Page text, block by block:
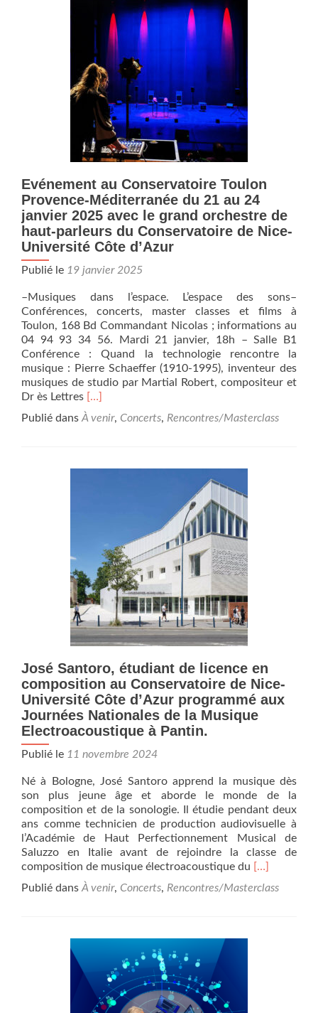
11
mars
à
18h30, conférence
de
Pierre
Couprie
Evénement au Conservatoire Toulon
Provence-Méditerranée du 21 au 24
janvier 2025 avec le grand orchestre de
haut-parleurs du Conservatoire de Nice-
Université Côte d’Azur
Publié le 19 janvier 2025
–Musiques dans l’espace. L’espace des sons–
Conférences, concerts, master classes et films à
Toulon, 168 Bd Commandant Nicolas ; informations au
04 94 93 34 56. Mardi 21 janvier, 18h – Salle B1
Conférence : Quand la technologie rencontre la
musique : Pierre Schaeffer (1910-1995), inventeur des
musiques de studio par Martial Robert, compositeur et
Dr ès Lettres En
savoir
plus
Provence-
janvier
2025
avec
le
grand
orchestre
de
parleurs
du
Conservatoire
de
Nice-
Université
Côte
[…]
Publié dans À venir, Concerts, Rencontres/Masterclass
José Santoro, étudiant de licence en
composition au Conservatoire de Nice-
Université Côte d’Azur programmé aux
Journées Nationales de la Musique
Electroacoustique à Pantin.
Publié le 11 novembre 2024
Né à Bologne, José Santoro apprend la musique dès
son plus jeune âge et aborde le monde de la
composition et de la sonologie. Il étudie pendant deux
ans comme technicien de production audiovisuelle à
l’Académie de Haut Perfectionnement Musical de
Saluzzo en Italie avant de rejoindre la classe de
composition de musique électroacoustique du En
plus
[…]
Publié dans À venir, Concerts, Rencontres/Masterclass